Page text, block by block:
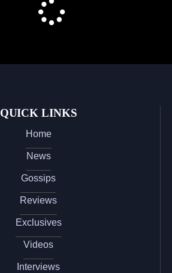
QUICK LINKS
Home
News
Gossips
Reviews
Exclusives
Videos
Interviews